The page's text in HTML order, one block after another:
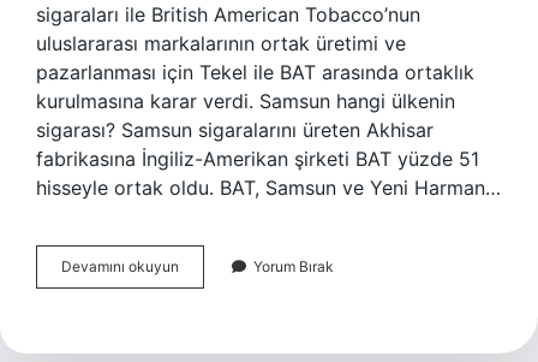
sigaraları ile British American Tobacco’nun
uluslararası markalarının ortak üretimi ve
pazarlanması için Tekel ile BAT arasında ortaklık
kurulmasına karar verdi. Samsun hangi ülkenin
sigarası? Samsun sigaralarını üreten Akhisar
fabrikasına İngiliz-Amerikan şirketi BAT yüzde 51
hisseyle ortak oldu. BAT, Samsun ve Yeni Harman…
Devamını okuyun
216
Ülkenin
Yorum Bırak